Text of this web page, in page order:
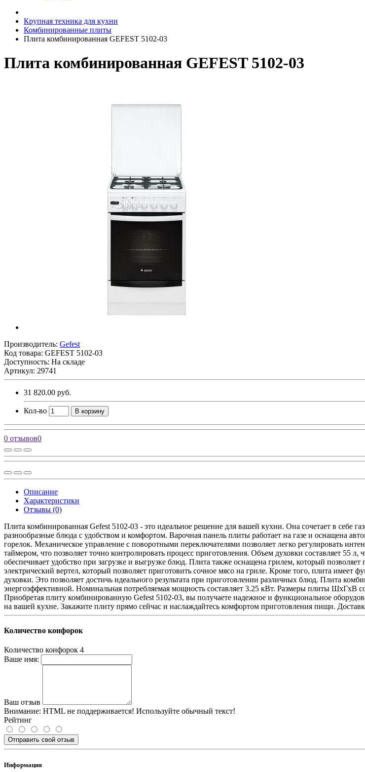
Крупная техника для кухни
Комбинированные плиты
Плита комбинированная GEFEST 5102-03
Плита комбинированная GEFEST 5102-03
Производитель: Gefest
Код товара: GEFEST 5102-03
Доступность: На складе
Артикул: 29741
31 820.00 руб.
Кол-во В корзину
0 отзывов0
Описание
Характеристики
Отзывы (0)
Плита комбинированная Gefest 5102-03 - это идеальное решение для вашей кухни. Она сочетает в себе
разнообразные блюда с удобством и комфортом. Варочная панель плиты работает на газе и оснащена
горелок. Механическое управление с поворотными переключателями позволяет легко регулировать
таймером, что позволяет точно контролировать процесс приготовления. Объем духовки составляет 55
обеспечивает удобство при загрузке и выгрузке блюд. Плита также оснащена грилем, который
электрический вертел, который позволяет приготовить сочное мясо на гриле. Кроме того, плита имеет
духовки. Это позволяет достичь идеального результата при приготовлении различных блюд. Плита
энергоэффективной. Номинальная потребляемая мощность составляет 3.25 кВт. Размеры плиты ШхГхВ
Приобретая плиту комбинированную Gefest 5102-03, вы получаете надежное и функциональное
на вашей кухне. Закажите плиту прямо сейчас и наслаждайтесь комфортом приготовления пищи.
Количество конфорок
Количество конфорок 4
Ваше имя:
Ваш отзыв
Внимание: HTML не поддерживается! Используйте обычный текст!
Рейтинг
Отправить свой отзыв
Информация